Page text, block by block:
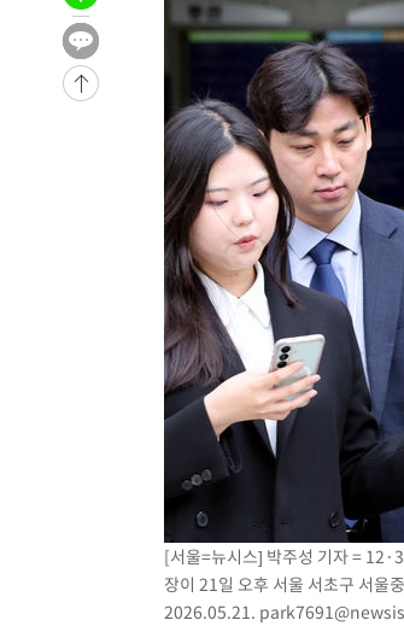
갈 수도
-28246초 전 >
낮 최고 37도 찜통더위…곳곳 소나기
-26552초 전 >
SK하이닉스, 용인·청주 팹에 54조
응"
-23408초 전 >
여자배구 이재영·이다영 자매, 아제
외국인 심판 성 접대 7경기 들여다
[속보]코스닥, 2.86포인트(0.36%)
[속보]코스피, 6200선 약보합
[속보]원·달러 환율, 7.7원 내린
[속보] 노원서 40.1도 관측…서울,
[속보]종합특검, '계엄 수용공간 확
외신들도 주목한 韓축구 파문…"국민
11시간 압수수색에 성접대 파문까
[속보]규제합리화위원회 부위원장
[속보]국힘 윤리위, '돌려차기 발언'
[속보] 7월 중국 수출 23.9%↑ 수입
[속보]'채상병 순직 책임' 임성근, 항소
[속보]종합특검, '관저이전 봐주기 감
민주 콩고 에볼라환자 4천명 돌파,
[서울=뉴시스] 박주성 기자 =
장이 21일 오후 서울 서초구 서울
2026.05.21.